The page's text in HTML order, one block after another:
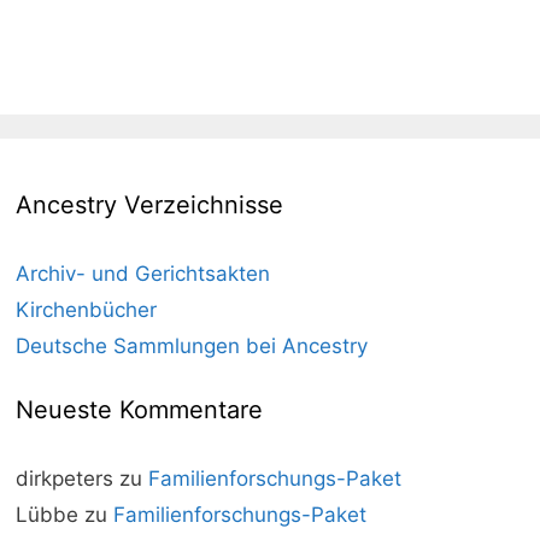
Ancestry Verzeichnisse
Archiv- und Gerichtsakten
Kirchenbücher
Deutsche Sammlungen bei Ancestry
Neueste Kommentare
dirkpeters zu Familienforschungs-Paket
Lübbe zu Familienforschungs-Paket